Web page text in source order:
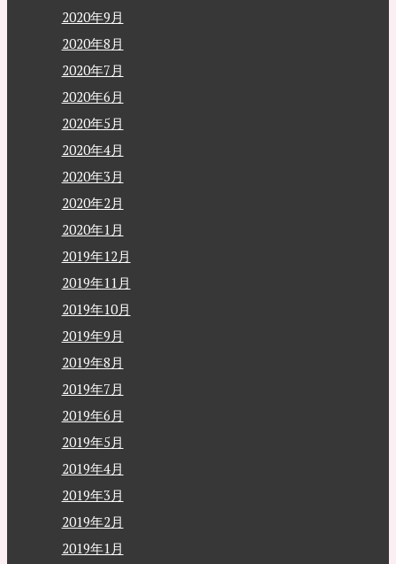
2020年9月
2020年8月
2020年7月
2020年6月
2020年5月
2020年4月
2020年3月
2020年2月
2020年1月
2019年12月
2019年11月
2019年10月
2019年9月
2019年8月
2019年7月
2019年6月
2019年5月
2019年4月
2019年3月
2019年2月
2019年1月